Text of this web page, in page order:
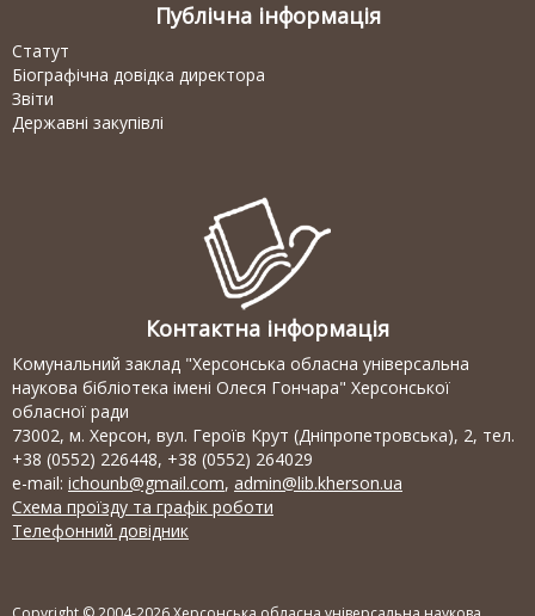
Публічна інформація
Статут
Біографічна довідка директора
Звіти
Державні закупівлі
Контактна інформація
Комунальний заклад "Херсонська обласна універсальна
наукова бібліотека імені Олеся Гончара" Херсонської
обласної ради
73002, м. Херсон, вул. Героїв Крут (Дніпропетровська), 2, тел.
+38 (0552) 226448, +38 (0552) 264029
e-mail: ichounb@gmail.com, admin@lib.kherson.ua
Схема проїзду та графік роботи
Телефонний довідник